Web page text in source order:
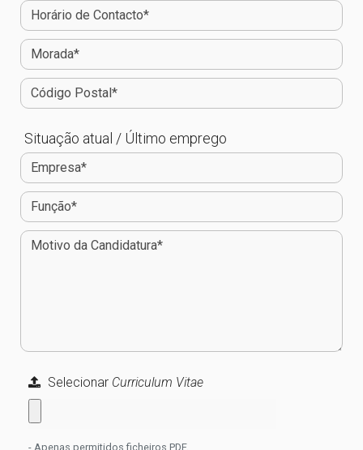
Situação atual / Último emprego
Selecionar Curriculum Vitae
- Apenas permitidos ficheiros PDF.